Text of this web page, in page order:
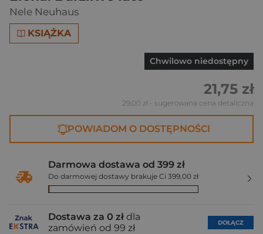
Nele Neuhaus
KSIĄŻKA
Chwilowo niedostępny
21,75 zł
29,00 zł - sugerowana cena detaliczna
POWIADOM O DOSTĘPNOŚCI
Darmowa dostawa od 399 zł
Do darmowej dostawy brakuje Ci 399,00 zł
Dostawa za 0 zł dla
zamówień od 99 zł
DOŁĄCZ